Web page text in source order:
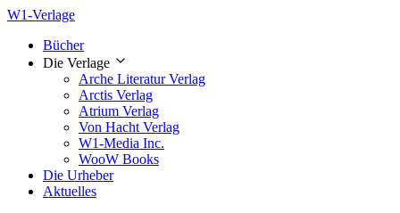
W1-Verlage
Bücher
Die Verlage
Arche Literatur Verlag
Arctis Verlag
Atrium Verlag
Von Hacht Verlag
W1-Media Inc.
WooW Books
Die Urheber
Aktuelles